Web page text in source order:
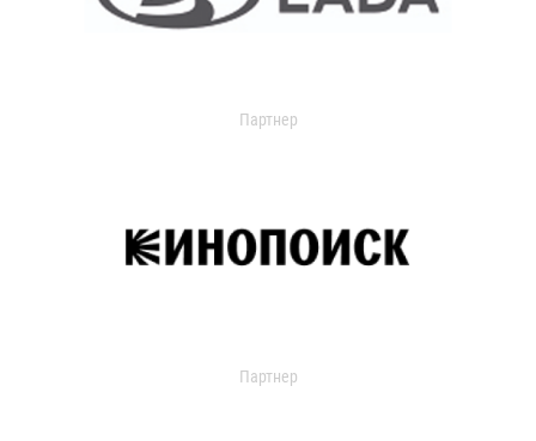
Партнер
Партнер